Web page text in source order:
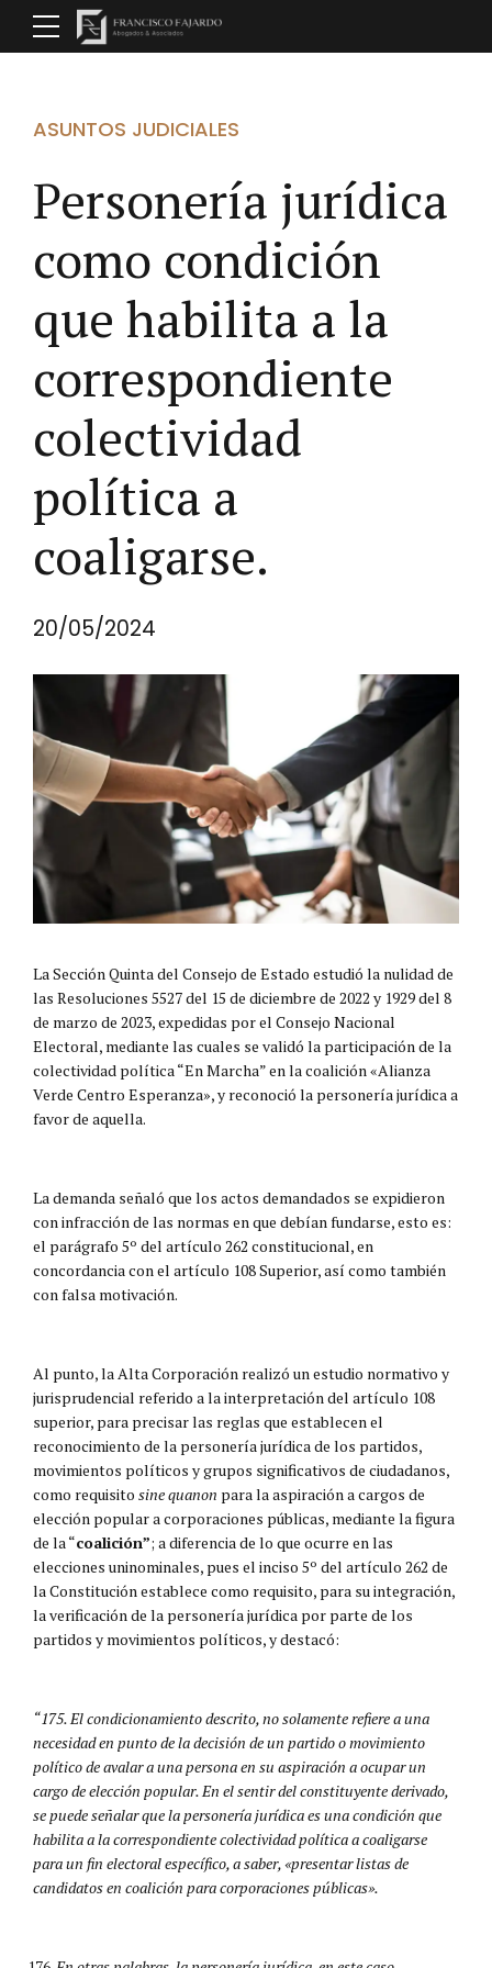
ASUNTOS JUDICIALES
Personería jurídica
como condición
que habilita a la
correspondiente
colectividad
política a
coaligarse.
20/05/2024
La Sección Quinta del Consejo de Estado estudió la nulidad de
las Resoluciones 5527 del 15 de diciembre de 2022 y 1929 del 8
de marzo de 2023, expedidas por el Consejo Nacional
Electoral, mediante las cuales se validó la participación de la
colectividad política “En Marcha” en la coalición «Alianza
Verde Centro Esperanza», y reconoció la personería jurídica a
favor de aquella.
La demanda señaló que los actos demandados se expidieron
con infracción de las normas en que debían fundarse, esto es:
el parágrafo 5º del artículo 262 constitucional, en
concordancia con el artículo 108 Superior, así como también
con falsa motivación.
Al punto, la Alta Corporación realizó un estudio normativo y
jurisprudencial referido a la interpretación del artículo 108
superior, para precisar las reglas que establecen el
reconocimiento de la personería jurídica de los partidos,
movimientos políticos y grupos significativos de ciudadanos,
como requisito sine quanon para la aspiración a cargos de
elección popular a corporaciones públicas, mediante la figura
de la “coalición”; a diferencia de lo que ocurre en las
elecciones uninominales, pues el inciso 5º del artículo 262 de
la Constitución establece como requisito, para su integración,
la verificación de la personería jurídica por parte de los
partidos y movimientos políticos, y destacó:
“175. El condicionamiento descrito, no solamente refiere a una
necesidad en punto de la decisión de un partido o movimiento
político de avalar a una persona en su aspiración a ocupar un
cargo de elección popular. En el sentir del constituyente derivado,
se puede señalar que la personería jurídica es una condición que
habilita a la correspondiente colectividad política a coaligarse
para un fin electoral específico, a saber, «presentar listas de
candidatos en coalición para corporaciones públicas».